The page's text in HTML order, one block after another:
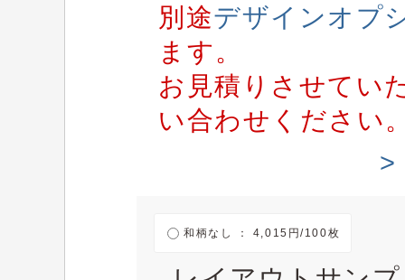
別途デザインオプ
ます。
お見積りさせてい
い合わせください
>
和柄なし ： 4,015円/100枚